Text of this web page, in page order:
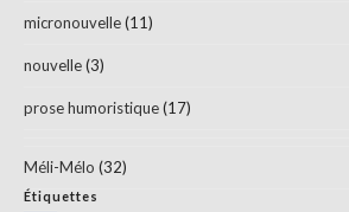
micronouvelle(11)
nouvelle(3)
prose humoristique(17)
Méli-Mélo (32)
Étiquettes